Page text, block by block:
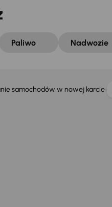
Paliwo Nadwozie
samochodów w nowej karcie